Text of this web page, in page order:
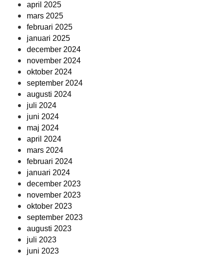
april 2025
mars 2025
februari 2025
januari 2025
december 2024
november 2024
oktober 2024
september 2024
augusti 2024
juli 2024
juni 2024
maj 2024
april 2024
mars 2024
februari 2024
januari 2024
december 2023
november 2023
oktober 2023
september 2023
augusti 2023
juli 2023
juni 2023